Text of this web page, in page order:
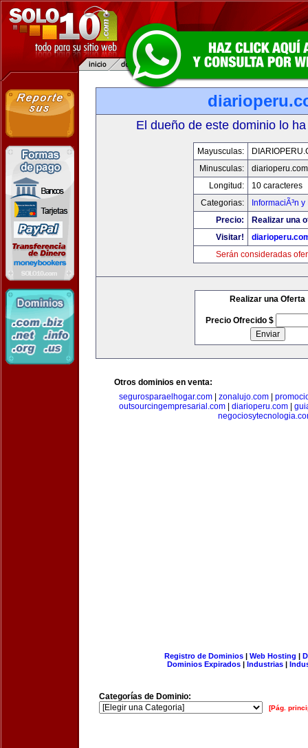
El dueño de este dominio lo
Mayusculas:
Minusculas:
diarioperu.com
Longitud:
10 caracteres
Categorias:
InformaciÃ³n
Precio:
Realizar una
Visitar!
Serán consideradas
Realizar una Oferta
Precio Ofrecido $
Otros dominios en venta:
segurosparaelhogar.com| zonalujo.com|
outsourcingempresarial.com| diarioperu.com|
Registro de Dominios| Web Hosting |
Dominios Expirados | Industrias |
Categorías de Dominio:
[Pág.